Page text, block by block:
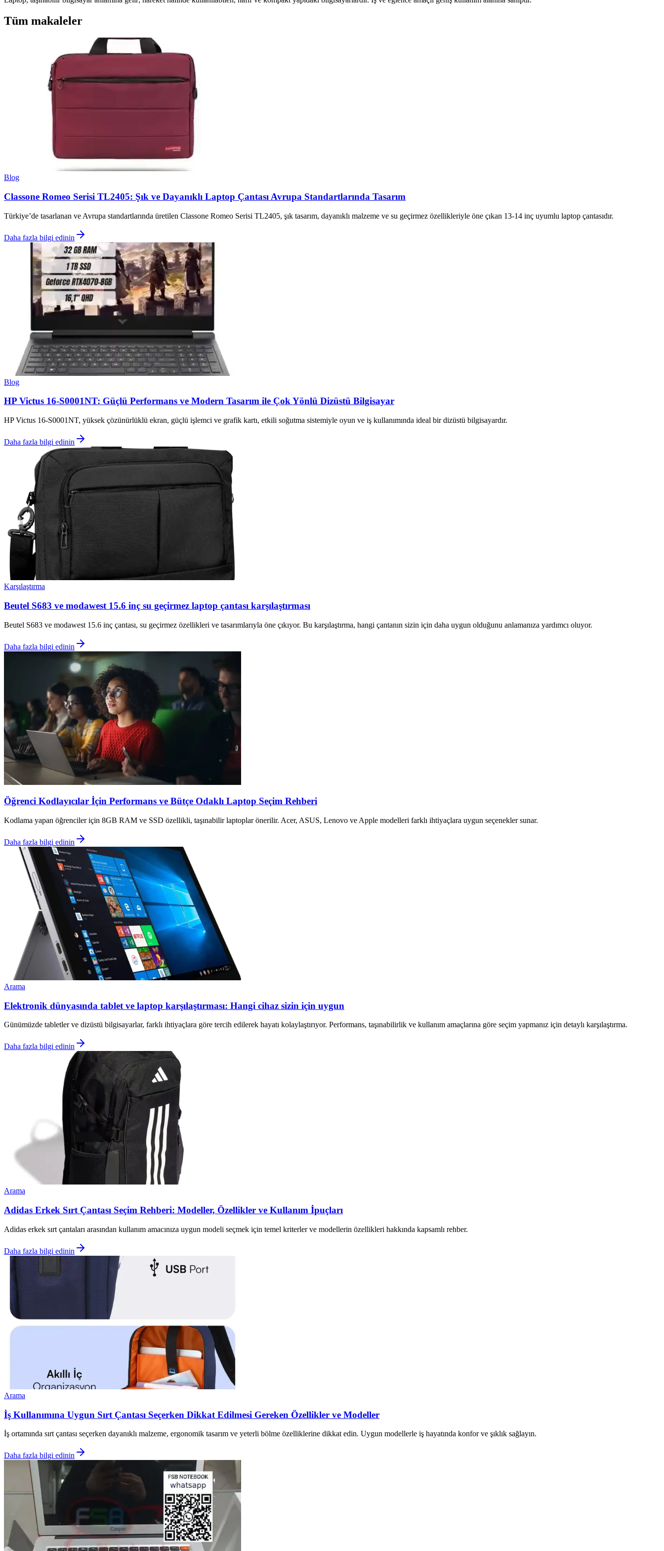
Tüm makaleler
Blog
Classone Romeo Serisi TL2405: Şık ve Dayanıklı Laptop Çantası Avrupa Standartlarında Tasarım
Türkiye’de tasarlanan ve Avrupa standartlarında üretilen Classone Romeo Serisi TL2405, şık tasarım, dayanıklı malzeme ve su geçirmez özellikleriyle öne çıkan 13-14 inç uyumlu laptop çantasıdır.
Daha fazla bilgi edinin
Blog
HP Victus 16-S0001NT: Güçlü Performans ve Modern Tasarım ile Çok Yönlü Dizüstü Bilgisayar
HP Victus 16-S0001NT, yüksek çözünürlüklü ekran, güçlü işlemci ve grafik kartı, etkili soğutma sistemiyle oyun ve iş kullanımında ideal bir dizüstü bilgisayardır.
Daha fazla bilgi edinin
Karşılaştırma
Beutel S683 ve modawest 15.6 inç su geçirmez laptop çantası karşılaştırması
Beutel S683 ve modawest 15.6 inç çantası, su geçirmez özellikleri ve tasarımlarıyla öne çıkıyor. Bu karşılaştırma, hangi çantanın sizin için daha uygun olduğunu anlamanıza yardımcı oluyor.
Daha fazla bilgi edinin
Öğrenci Kodlayıcılar İçin Performans ve Bütçe Odaklı Laptop Seçim Rehberi
Kodlama yapan öğrenciler için 8GB RAM ve SSD özellikli, taşınabilir laptoplar önerilir. Acer, ASUS, Lenovo ve Apple modelleri farklı ihtiyaçlara uygun seçenekler sunar.
Daha fazla bilgi edinin
Arama
Elektronik dünyasında tablet ve laptop karşılaştırması: Hangi cihaz sizin için uygun
Günümüzde tabletler ve dizüstü bilgisayarlar, farklı ihtiyaçlara göre tercih edilerek hayatı kolaylaştırıyor. Performans, taşınabilirlik ve kullanım amaçlarına göre seçim yapmanız için detaylı karşılaştırma.
Daha fazla bilgi edinin
Arama
Adidas Erkek Sırt Çantası Seçim Rehberi: Modeller, Özellikler ve Kullanım İpuçları
Adidas erkek sırt çantaları arasından kullanım amacınıza uygun modeli seçmek için temel kriterler ve modellerin özellikleri hakkında kapsamlı rehber.
Daha fazla bilgi edinin
Arama
İş Kullanımına Uygun Sırt Çantası Seçerken Dikkat Edilmesi Gereken Özellikler ve Modeller
İş ortamında sırt çantası seçerken dayanıklı malzeme, ergonomik tasarım ve yeterli bölme özelliklerine dikkat edin. Uygun modellerle iş hayatında konfor ve şıklık sağlayın.
Daha fazla bilgi edinin